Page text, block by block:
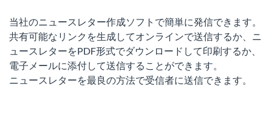
当社のニュースレター作成ソフトで簡単に発信できます。
共有可能なリンクを生成してオンラインで送信するか、ニ
ュースレターをPDF形式でダウンロードして印刷するか、
電子メールに添付して送信することができます。
ニュースレターを最良の方法で受信者に送信できます。